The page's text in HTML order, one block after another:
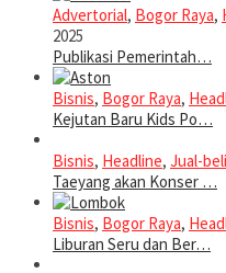
Advertorial, Bogor Raya,
2025
Publikasi Pemerintah…
Bisnis, Bogor Raya,
Kejutan Baru Kids Po…
Bisnis, Headline, Jual-beli
Taeyang akan Konser …
Bisnis, Bogor Raya,
Liburan Seru dan Ber…